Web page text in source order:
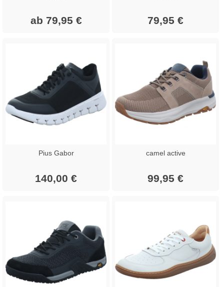
ab 79,95 € 79,95 €
Pius Gabor
140,00 €
camel active
99,95 €